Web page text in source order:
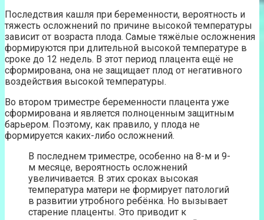
Последствия кашля при беременности, вероятность и
тяжесть осложнений по причине высокой температуры
зависит от возраста плода. Самые тяжёлые осложнения
формируются при длительной высокой температуре в
сроке до 12 недель. В этот период плацента ещё не
сформирована, она не защищает плод от негативного
воздействия высокой температуры.
Во втором триместре беременности плацента уже
сформирована и является полноценным защитным
барьером. Поэтому, как правило, у плода не
формируется каких-либо осложнений.
В последнем триместре, особенно на 8-м и 9-
м месяце, вероятность осложнений
увеличивается. В этих сроках высокая
температура матери не формирует патологий
в развитии утробного ребёнка. Но вызывает
старение плаценты. Это приводит к